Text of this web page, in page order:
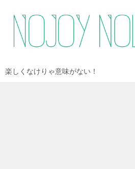
楽しくなけりゃ意味がない！